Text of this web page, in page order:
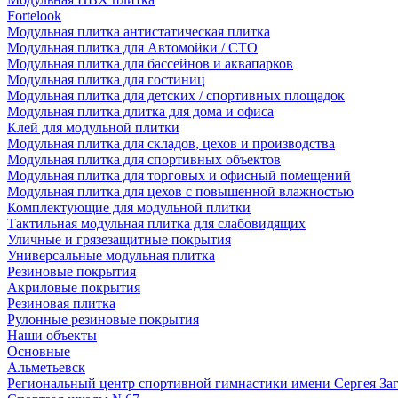
Fortelook
Модульная плитка антистатическая плитка
Модульная плитка для Автомойки / СТО
Модульная плитка для бассейнов и аквапарков
Модульная плитка для гостиниц
Модульная плитка для детских / спортивных площадок
Модульная плитка длитка для дома и офиса
Клей для модульной плитки
Модульная плитка для складов, цехов и производства
Модульная плитка для спортивных объектов
Модульная плитка для торговых и офисный помещений
Модульная плитка для цехов с повышенной влажностью
Комплектующие для модульной плитки
Тактильная модульная плитка для слабовидящих
Уличные и грязезащитные покрытия
Универсальные модульная плитка
Резиновые покрытия
Акриловые покрытия
Резиновая плитка
Рулонные резиновые покрытия
Наши объекты
Основные
Альметьевск
Региональный центр спортивной гимнастики имени Сергея